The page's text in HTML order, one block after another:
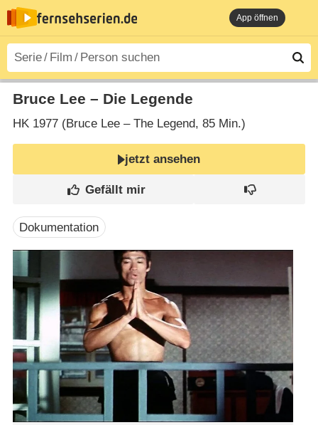
App öffnen
Bruce Lee – Die Legende
HK1977 (Bruce Lee – The Legend‎, 85 Min.)
jetzt ansehen
Dokumentation